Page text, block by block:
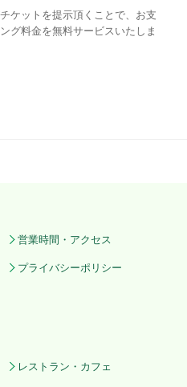
ケットを提示頂くことで、お支
グ料金を無料サービスいたしま
営業時間・アクセス
プライバシーポリシー
レストラン・カフェ